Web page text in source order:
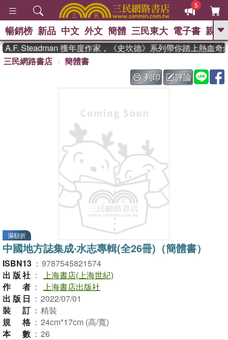
5
GO
The Odyssey 、 父親節 、 如果歷
史是一群喵 、 暑期推薦 、 國際布克
偉大的迷走神經
暢銷榜 新品 中文 外文 簡體 三民東大 電子書 親子
Steadman 獲年度作家，《史坎德》系列帶你踏上熱血奇幻
三民網路書店
簡體書
列印
評論
滿額折
中國地方誌集成‧水志專輯(全26冊)（簡體書）
ISBN13 ： 9787545821574
出版社 ： 上海書店(上海世紀)
作者 ： 上海書店出版社
出版日 ： 2022/07/01
裝訂 ： 精裝
規格 ： 24cm*17cm (高/寬)
本數 ： 26